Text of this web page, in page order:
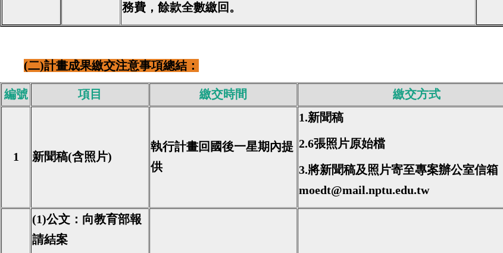
務費，餘款全數繳回。
(二)計畫成果繳交注意事項總結：
編號 項目 繳交時間 繳交方式
1 新聞稿(含照片)
執行計畫回國後一星期內提
供
1.新聞稿
2.6張照片原始檔
3.將新聞稿及照片寄至專案辦公室信箱
moedt@mail.nptu.edu.tw
(1)公文：向教育部報
請結案